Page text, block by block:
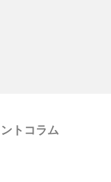
トコラム